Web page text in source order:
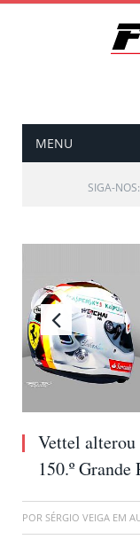
MENU
SIGA-NOS:
Vettel alterou
150.º Grande
POR SÉRGIO VEIGA EM